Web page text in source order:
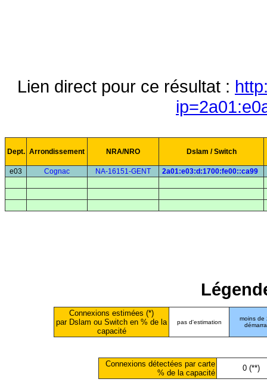
Lien direct pour ce résultat :
Dept. Arrondissement NRA/NRO Dslam / Switch
e03 Cognac NA-16151-GENT 2a01:e03:d:1700:fe00::ca99
Connexions estimées (*)
par Dslam ou Switch en % de la
capacité
pas d'estimation
moins de
Connexions détectées par carte
% de la capacité
0 (**)